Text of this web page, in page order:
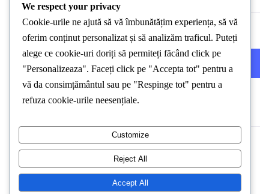
We respect your privacy
Cookie-urile ne ajută să vă îmbunătățim experiența, să vă
oferim conținut personalizat și să analizăm traficul. Puteți
alege ce cookie-uri doriți să permiteți făcând click pe
"Personalizeaza". Faceți click pe "Accepta tot" pentru a
vă da consimțământul sau pe "Respinge tot" pentru a
refuza cookie-urile neesențiale.
Customize
Reject All
Accept All